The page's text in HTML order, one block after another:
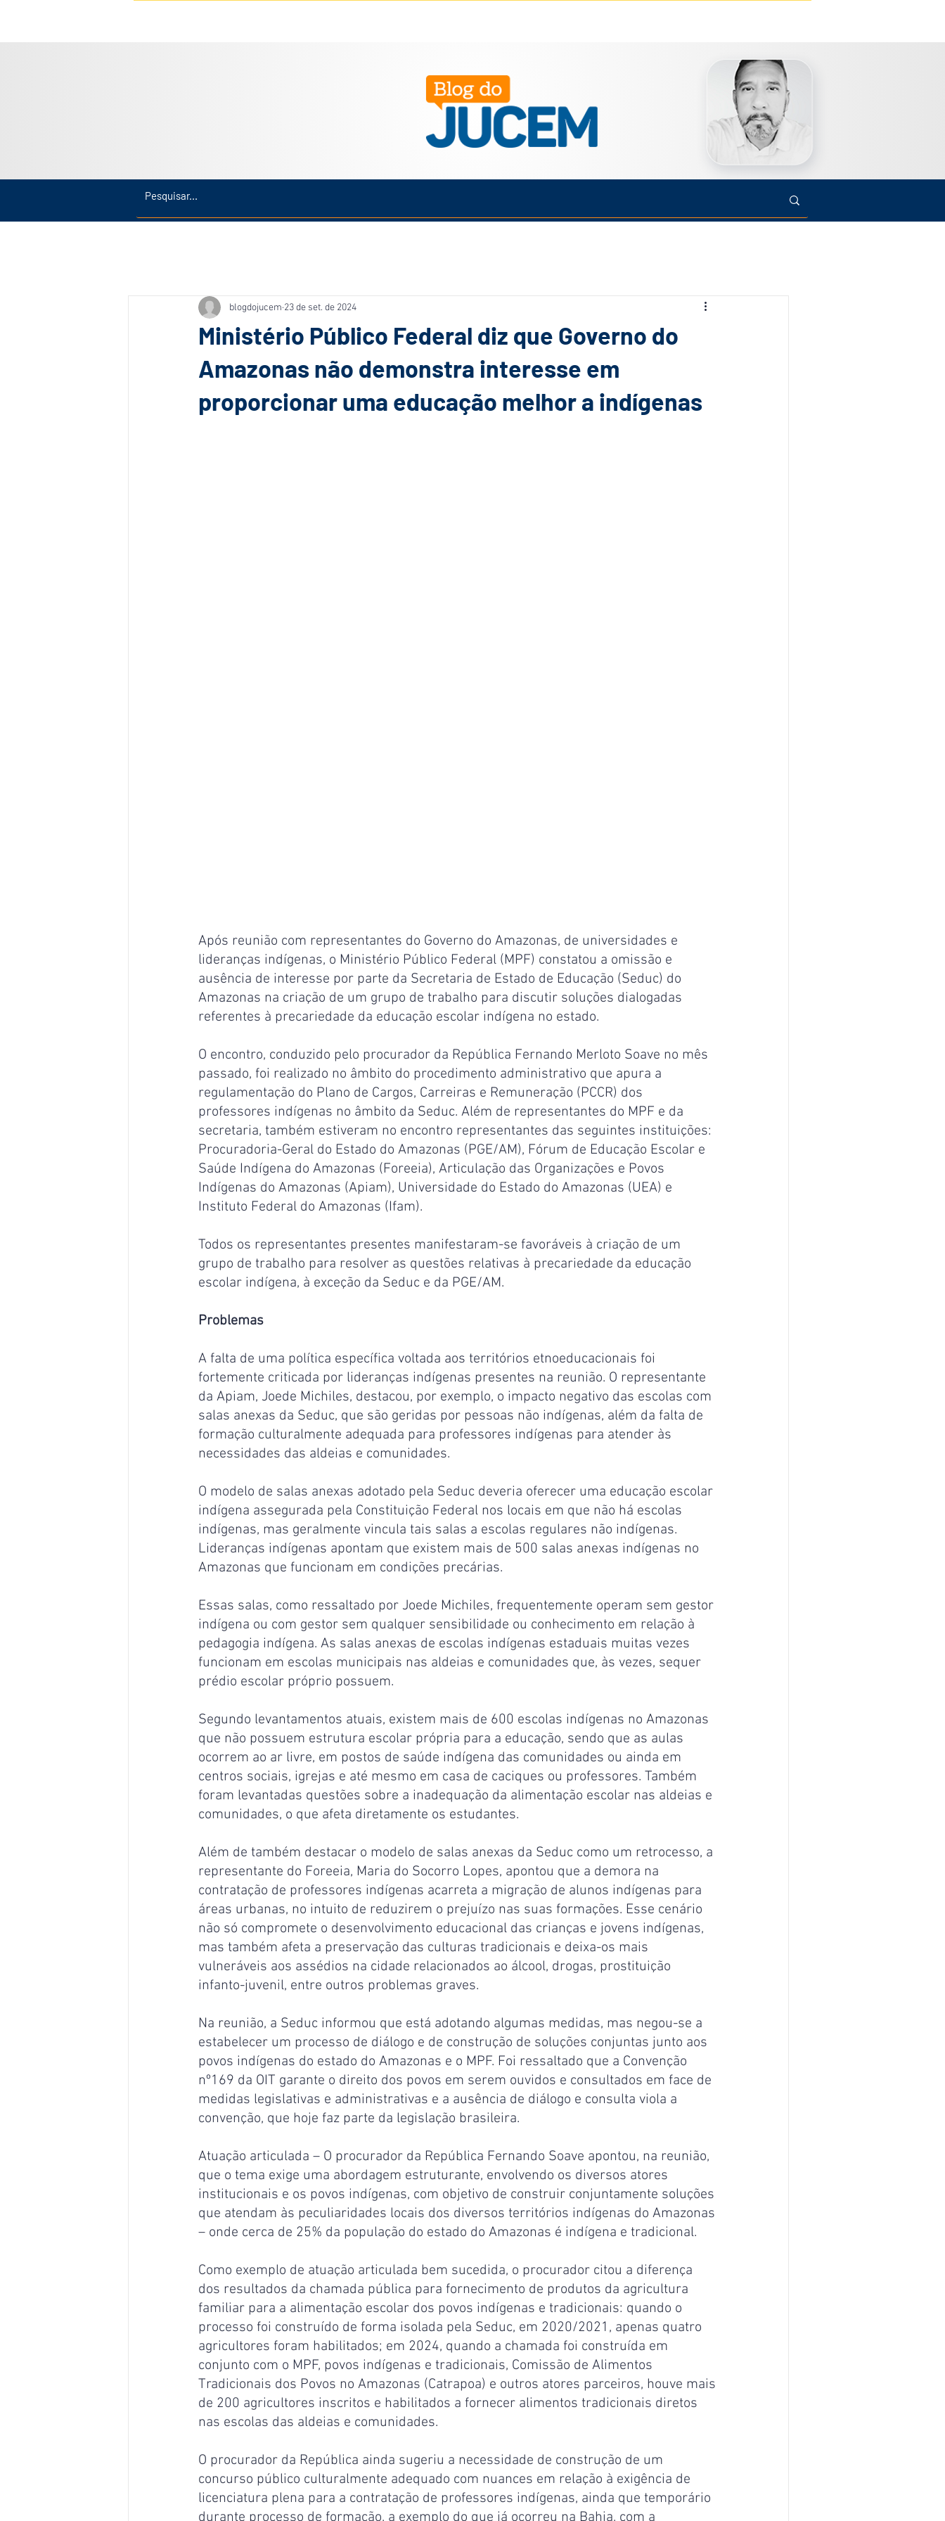
Ministério Público Federal diz que Governo do
Amazonas não demonstra interesse em
proporcionar uma educação melhor a indígenas
blogdojucem 23 de set. de 2024
Após reunião com representantes do Governo do Amazonas, de universidades e
lideranças indígenas, o Ministério Público Federal (MPF) constatou a omissão e
ausência de interesse por parte da Secretaria de Estado de Educação (Seduc) do
Amazonas na criação de um grupo de trabalho para discutir soluções dialogadas
referentes à precariedade da educação escolar indígena no estado.
O encontro, conduzido pelo procurador da República Fernando Merloto Soave no mês
passado, foi realizado no âmbito do procedimento administrativo que apura a
regulamentação do Plano de Cargos, Carreiras e Remuneração (PCCR) dos
professores indígenas no âmbito da Seduc. Além de representantes do MPF e da
secretaria, também estiveram no encontro representantes das seguintes instituições:
Procuradoria-Geral do Estado do Amazonas (PGE/AM), Fórum de Educação Escolar e
Saúde Indígena do Amazonas (Foreeia), Articulação das Organizações e Povos
Indígenas do Amazonas (Apiam), Universidade do Estado do Amazonas (UEA) e
Instituto Federal do Amazonas (Ifam).
Todos os representantes presentes manifestaram-se favoráveis à criação de um
grupo de trabalho para resolver as questões relativas à precariedade da educação
escolar indígena, à exceção da Seduc e da PGE/AM.
Problemas
A falta de uma política específica voltada aos territórios etnoeducacionais foi
fortemente criticada por lideranças indígenas presentes na reunião. O representante
da Apiam, Joede Michiles, destacou, por exemplo, o impacto negativo das escolas com
salas anexas da Seduc, que são geridas por pessoas não indígenas, além da falta de
formação culturalmente adequada para professores indígenas para atender às
necessidades das aldeias e comunidades.
O modelo de salas anexas adotado pela Seduc deveria oferecer uma educação escolar
indígena assegurada pela Constituição Federal nos locais em que não há escolas
indígenas, mas geralmente vincula tais salas a escolas regulares não indígenas.
Lideranças indígenas apontam que existem mais de 500 salas anexas indígenas no
Amazonas que funcionam em condições precárias.
Essas salas, como ressaltado por Joede Michiles, frequentemente operam sem gestor
indígena ou com gestor sem qualquer sensibilidade ou conhecimento em relação à
pedagogia indígena. As salas anexas de escolas indígenas estaduais muitas vezes
funcionam em escolas municipais nas aldeias e comunidades que, às vezes, sequer
prédio escolar próprio possuem.
Segundo levantamentos atuais, existem mais de 600 escolas indígenas no Amazonas
que não possuem estrutura escolar própria para a educação, sendo que as aulas
ocorrem ao ar livre, em postos de saúde indígena das comunidades ou ainda em
centros sociais, igrejas e até mesmo em casa de caciques ou professores. Também
foram levantadas questões sobre a inadequação da alimentação escolar nas aldeias e
comunidades, o que afeta diretamente os estudantes.
Além de também destacar o modelo de salas anexas da Seduc como um retrocesso, a
representante do Foreeia, Maria do Socorro Lopes, apontou que a demora na
contratação de professores indígenas acarreta a migração de alunos indígenas para
áreas urbanas, no intuito de reduzirem o prejuízo nas suas formações. Esse cenário
não só compromete o desenvolvimento educacional das crianças e jovens indígenas,
mas também afeta a preservação das culturas tradicionais e deixa-os mais
vulneráveis aos assédios na cidade relacionados ao álcool, drogas, prostituição
infanto-juvenil, entre outros problemas graves.
Na reunião, a Seduc informou que está adotando algumas medidas, mas negou-se a
estabelecer um processo de diálogo e de construção de soluções conjuntas junto aos
povos indígenas do estado do Amazonas e o MPF. Foi ressaltado que a Convenção
nº169 da OIT garante o direito dos povos em serem ouvidos e consultados em face de
medidas legislativas e administrativas e a ausência de diálogo e consulta viola a
convenção, que hoje faz parte da legislação brasileira.
Atuação articulada – O procurador da República Fernando Soave apontou, na reunião,
que o tema exige uma abordagem estruturante, envolvendo os diversos atores
institucionais e os povos indígenas, com objetivo de construir conjuntamente soluções
que atendam às peculiaridades locais dos diversos territórios indígenas do Amazonas
– onde cerca de 25% da população do estado do Amazonas é indígena e tradicional.
Como exemplo de atuação articulada bem sucedida, o procurador citou a diferença
dos resultados da chamada pública para fornecimento de produtos da agricultura
familiar para a alimentação escolar dos povos indígenas e tradicionais: quando o
processo foi construído de forma isolada pela Seduc, em 2020/2021, apenas quatro
agricultores foram habilitados; em 2024, quando a chamada foi construída em
conjunto com o MPF, povos indígenas e tradicionais, Comissão de Alimentos
Tradicionais dos Povos no Amazonas (Catrapoa) e outros atores parceiros, houve mais
de 200 agricultores inscritos e habilitados a fornecer alimentos tradicionais diretos
nas escolas das aldeias e comunidades.
O procurador da República ainda sugeriu a necessidade de construção de um
concurso público culturalmente adequado com nuances em relação à exigência de
licenciatura plena para a contratação de professores indígenas, ainda que temporário
durante processo de formação, a exemplo do que já ocorreu na Bahia, com a